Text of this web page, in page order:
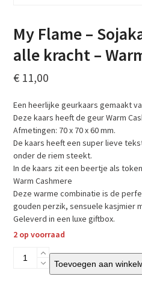
My Flame –
alle kracht –
€ 11,00
Een heerlijke geurkaars gemaakt
Deze kaars heeft de geur Warm
Afmetingen: 70 x 70 x 60 mm.
De kaars heeft een super lieve
onder de riem steekt.
In de kaars zit een beertje als
Warm Cashmere
Deze warme combinatie is de
gouden perzik, sensuele kasjmier
Geleverd in een luxe giftbox.
2 op voorraad
Toevoegen aan